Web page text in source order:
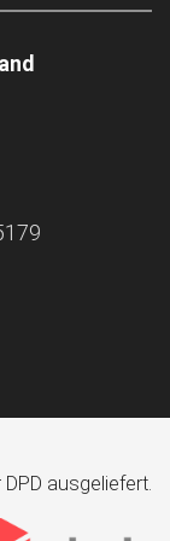
ausgeliefert.